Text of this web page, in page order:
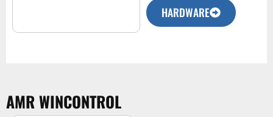
HARDWARE
AMR WINCONTROL